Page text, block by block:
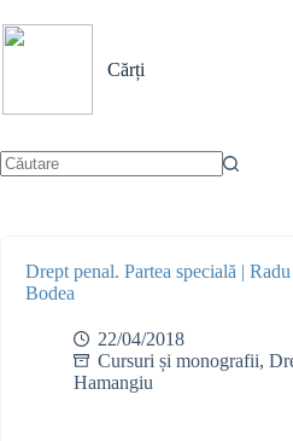
la
conținut
Cărți
Drept penal. Partea specială |
Bodea
22/04/2018
Cursuri și monografii,
Hamangiu